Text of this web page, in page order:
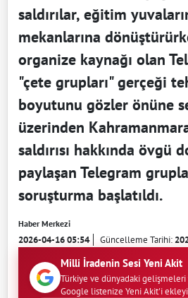
saldırılar, eğitim
mekanlarına
organize kaynağı olan
"çete grupları" gerçeği
boyutunu gözler önüne
üzerinden
saldırısı hakkında övgü
paylaşan Telegram
soruşturma başlatıldı.
Haber Merkezi
2026-04-16 05:54 Güncelleme Tarihi:
Milli İradenin Sesi Yeni Akit
Türkiye ve dünyadaki
Google listenize Yeni Akit'i